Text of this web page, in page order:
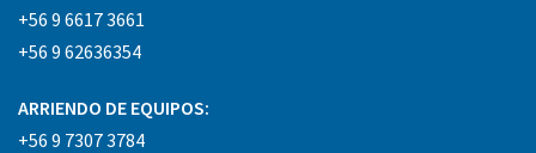
+56 9 6617 3661
+56 9 62636354
ARRIENDO DE EQUIPOS:
+56 9 7307 3784